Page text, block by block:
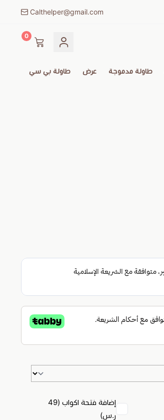
Calthelper@gmail.com
0
طاولة مدموجة عرض طاولة بي سي
إضافة فتحة اكواب (49
ر.س)